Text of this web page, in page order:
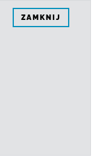
ZAMKNIJ